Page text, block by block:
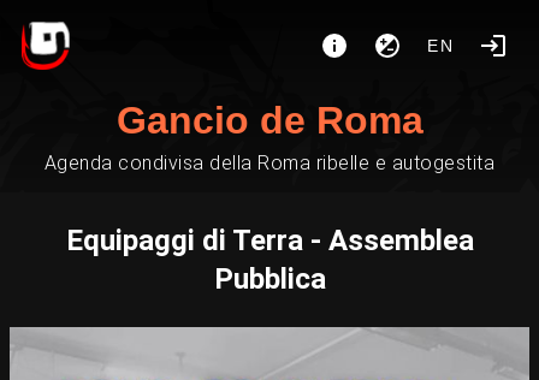
EN
Gancio de Roma
Agenda condivisa della Roma ribelle e autogestita
Equipaggi di Terra - Assemblea
Pubblica